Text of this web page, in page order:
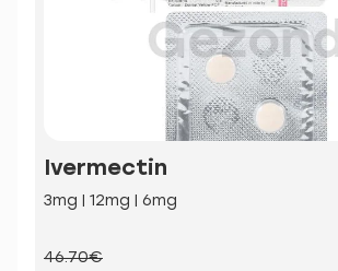
Ivermectin
3mg | 12mg | 6mg
46.70€